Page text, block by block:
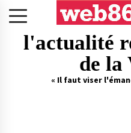
l'actualité
de la
« Il faut viser